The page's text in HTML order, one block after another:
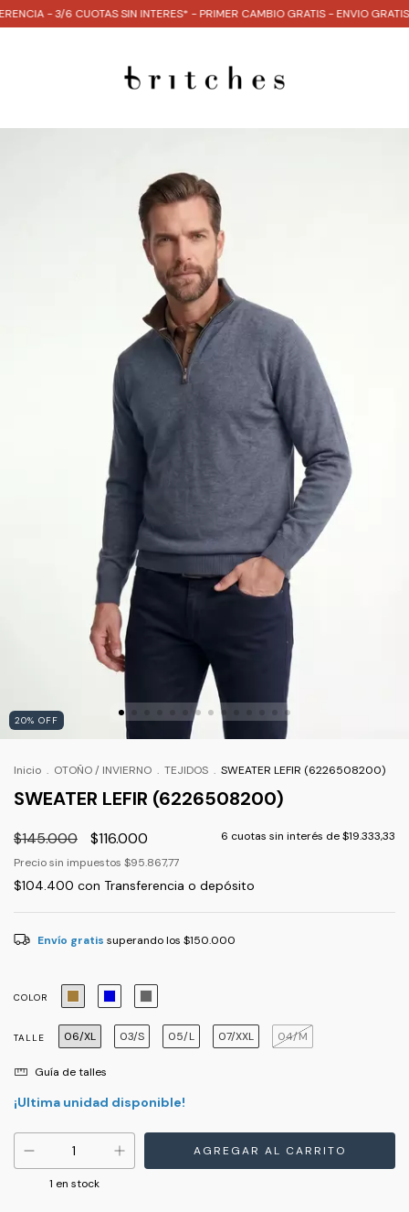
6 CUOTAS SIN INTERES* - PRIMER CAMBIO GRATIS - ENVIO GRATIS
20% OFF
Inicio . OTOÑO / INVIERNO . TEJIDOS . SWEATER LEFIR (6226508200)
SWEATER LEFIR (6226508200)
$145.000 $116.000 6 cuotas sin interés de$19.333,33
Precio sin impuestos $95.867,77
$104.400 con Transferencia o depósito
Envío gratis superando los $150.000
COLOR
TALLE 06/XL 03/S 05/L 07/XXL 04/M
Guía de talles
¡Ultima unidad disponible!
1 en stock